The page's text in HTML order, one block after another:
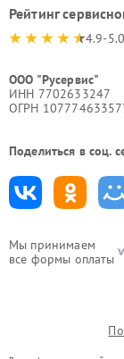
Мы принимаем
все формы оплаты
Рейтинг
4.9-5.0
ООО "Русервис"
ИНН 7702633247
ОГРН
Поделиться в соц.